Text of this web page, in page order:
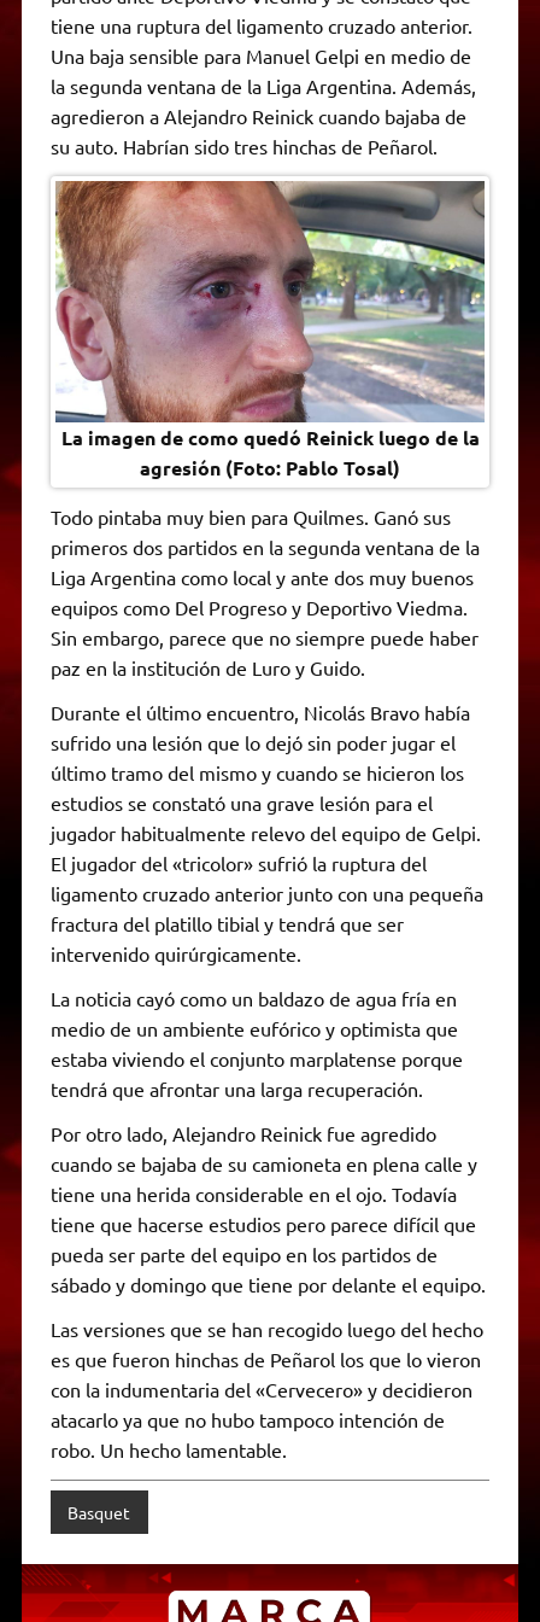
p
p
a
m
r
o
o
k
g
e
n
k
r
i
n
d
l
y
tiene una ruptura del ligamento cruzado anterior.
Una baja sensible para Manuel Gelpi en medio de
la segunda ventana de la Liga Argentina. Además,
agredieron a Alejandro Reinick cuando bajaba de
su auto. Habrían sido tres hinchas de Peñarol.
La imagen de como quedó Reinick luego de la
agresión (Foto: Pablo Tosal)
Todo pintaba muy bien para Quilmes. Ganó sus
primeros dos partidos en la segunda ventana de la
Liga Argentina como local y ante dos muy buenos
equipos como Del Progreso y Deportivo Viedma.
Sin embargo, parece que no siempre puede haber
paz en la institución de Luro y Guido.
Durante el último encuentro, Nicolás Bravo había
sufrido una lesión que lo dejó sin poder jugar el
último tramo del mismo y cuando se hicieron los
estudios se constató una grave lesión para el
jugador habitualmente relevo del equipo de Gelpi.
El jugador del «tricolor» sufrió la ruptura del
ligamento cruzado anterior junto con una pequeña
fractura del platillo tibial y tendrá que ser
intervenido quirúrgicamente.
La noticia cayó como un baldazo de agua fría en
medio de un ambiente eufórico y optimista que
estaba viviendo el conjunto marplatense porque
tendrá que afrontar una larga recuperación.
Por otro lado, Alejandro Reinick fue agredido
cuando se bajaba de su camioneta en plena calle y
tiene una herida considerable en el ojo. Todavía
tiene que hacerse estudios pero parece difícil que
pueda ser parte del equipo en los partidos de
sábado y domingo que tiene por delante el equipo.
Las versiones que se han recogido luego del hecho
es que fueron hinchas de Peñarol los que lo vieron
con la indumentaria del «Cervecero» y decidieron
atacarlo ya que no hubo tampoco intención de
robo. Un hecho lamentable.
Basquet